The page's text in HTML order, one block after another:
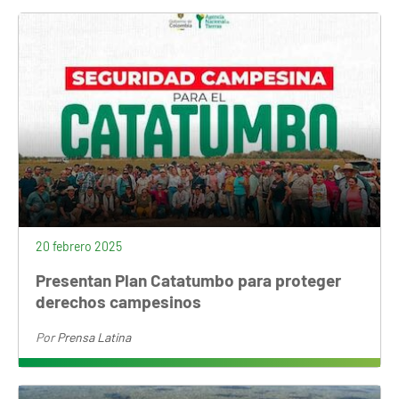
20 febrero 2025
Presentan Plan Catatumbo para proteger
derechos campesinos
PorPrensa Latina